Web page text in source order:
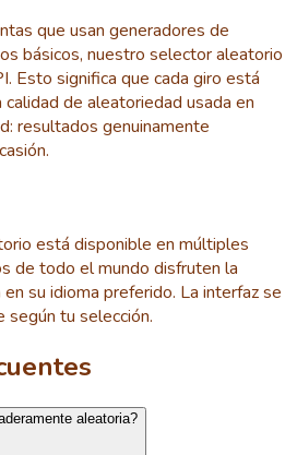
que usan generadores de
básicos, nuestro selector aleatorio
Esto significa que cada giro está
de aleatoriedad usada en
resultados genuinamente
está disponible en múltiples
de todo el mundo disfruten la
su idioma preferido. La interfaz se
tu selección.
aleatoria?